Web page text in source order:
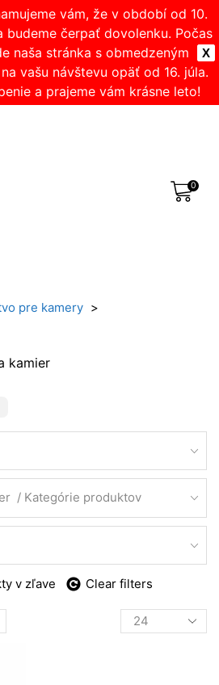
X
vám, že v období od 10.
budeme čerpať dovolenku. Počas
naša stránka s obmedzeným
vašu návštevu opäť od 16. júla.
a prajeme vám krásne leto!
0
pre kamery
kamier
Kategórie produktov
v zľave Clear filters
Products
per